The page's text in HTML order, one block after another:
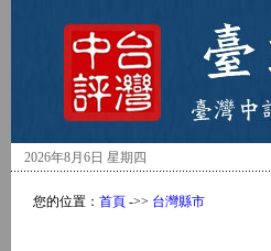
2026年8月6日 星期四
您的位置： 首頁 ->> 台灣縣市